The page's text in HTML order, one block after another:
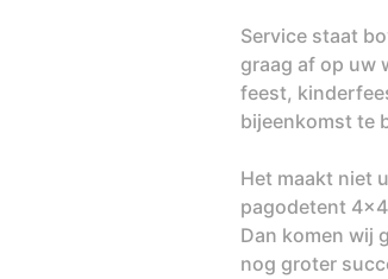
Service staat
graag af op uw
feest,
bijeenkomst te
Het maakt niet
pagodetent
Dan komen wij
nog groter